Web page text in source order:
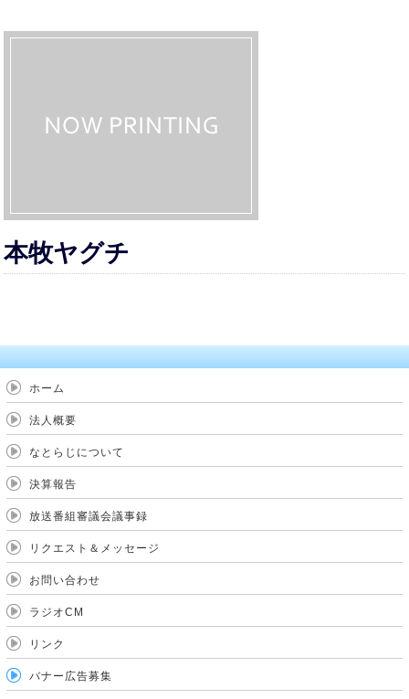
本牧ヤグチ
ホーム
法人概要
なとらじについて
決算報告
放送番組審議会議事録
リクエスト＆メッセージ
お問い合わせ
ラジオCM
リンク
バナー広告募集